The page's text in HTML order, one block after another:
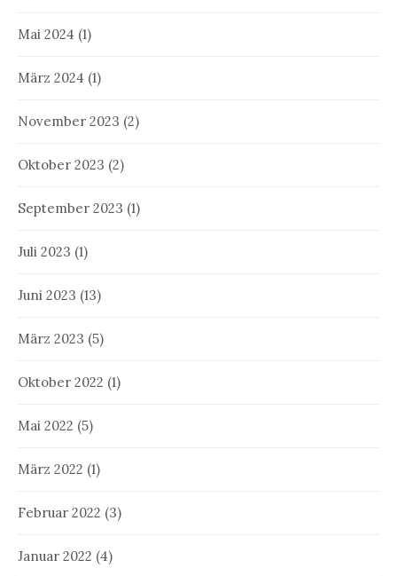
Mai 2024 (1)
März 2024 (1)
November 2023 (2)
Oktober 2023 (2)
September 2023 (1)
Juli 2023 (1)
Juni 2023 (13)
März 2023 (5)
Oktober 2022 (1)
Mai 2022 (5)
März 2022 (1)
Februar 2022 (3)
Januar 2022 (4)